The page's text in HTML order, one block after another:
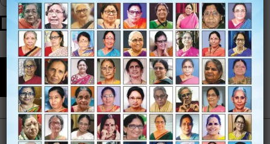
Save my name, email, and website in this browser for
the next time I comment.